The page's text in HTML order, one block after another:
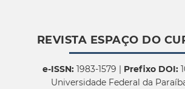
REVISTA ESPAÇO DO
e-ISSN:1983-1579 | Prefixo DOI:
Universidade Federal da